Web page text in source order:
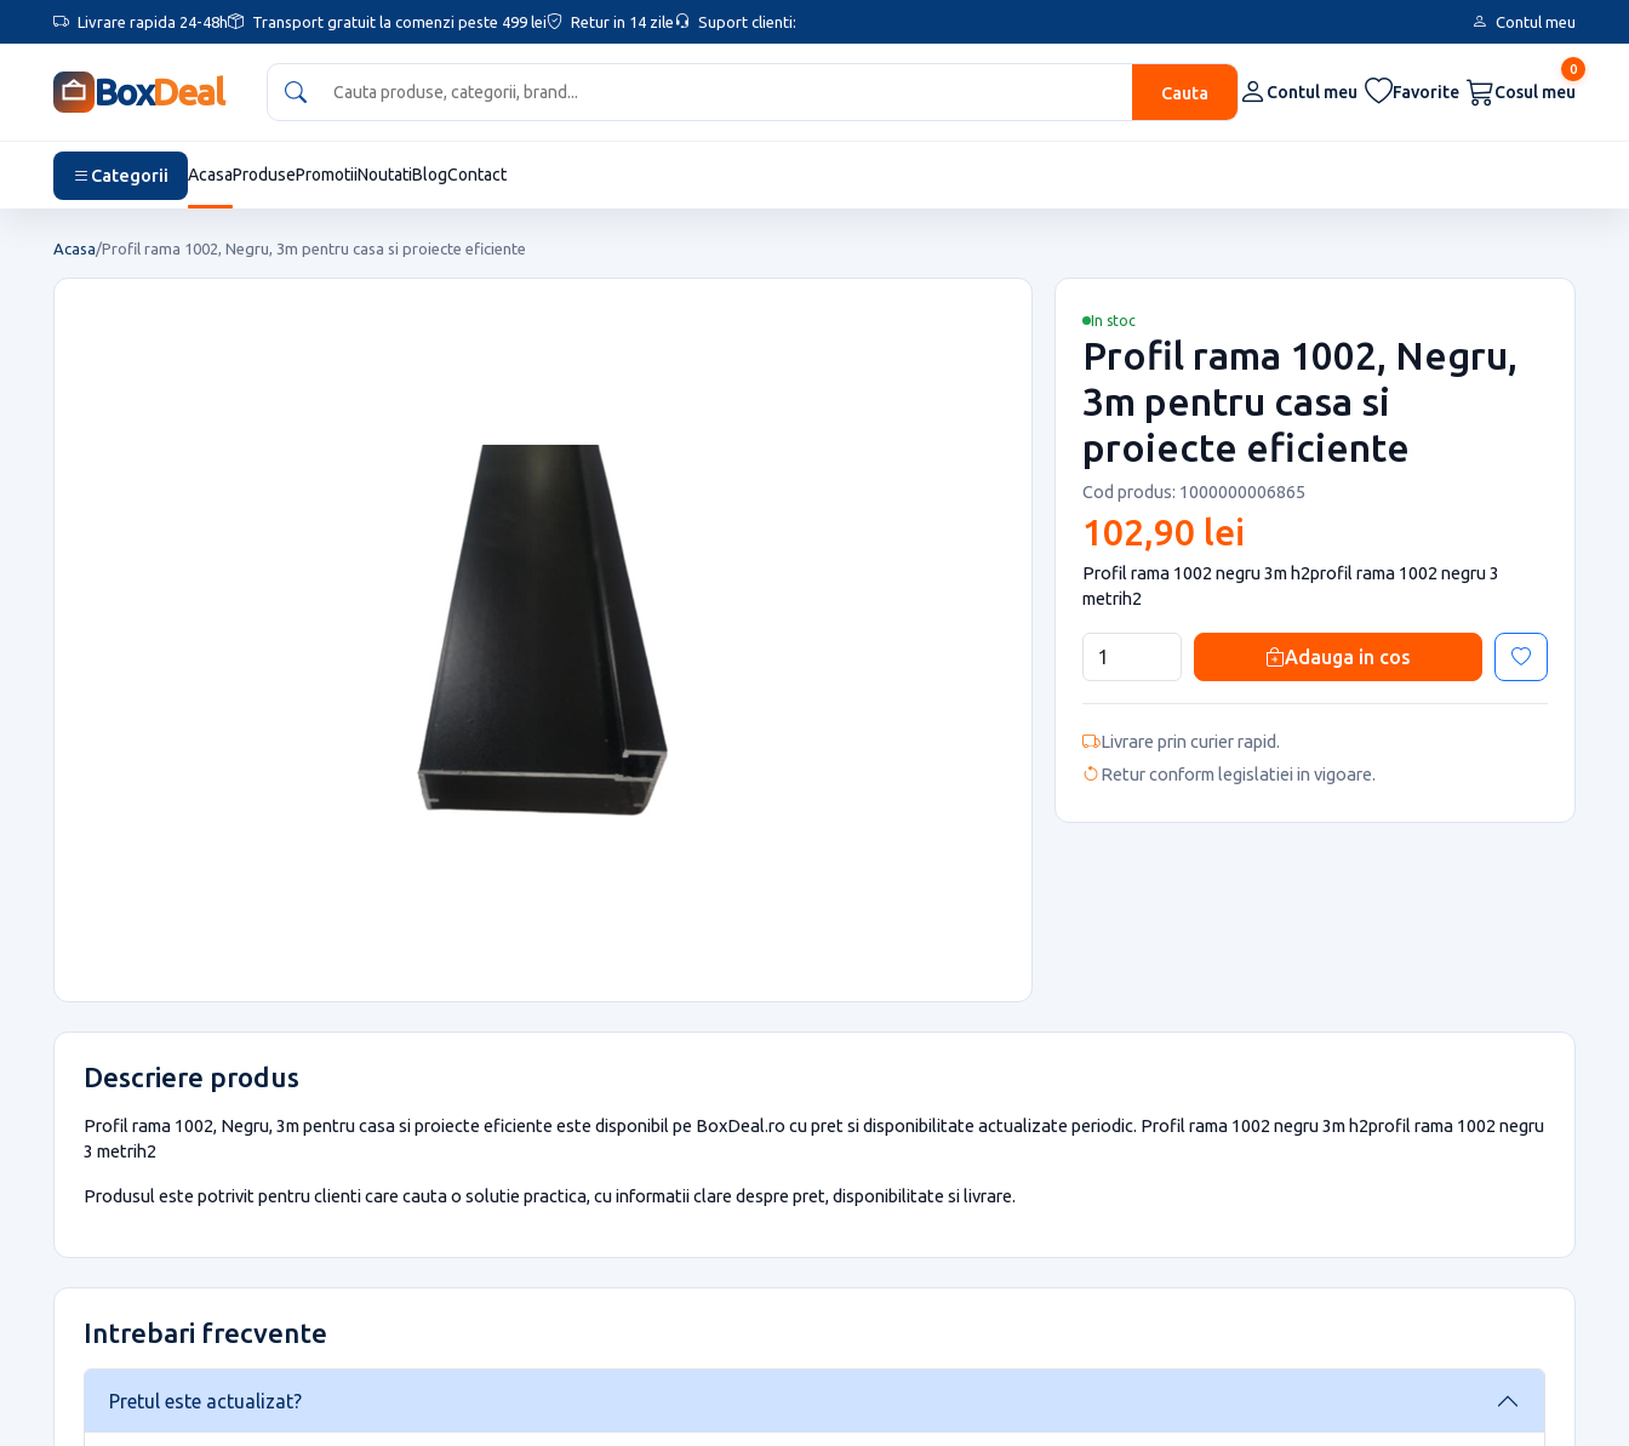
Livrare rapida 24-48h Transport gratuit la comenzi peste 499 lei Retur in 14 zile Suport clienti: Contul meu
BoxDeal Cauta Contul meu Favorite
0
Cosul meu
Categorii AcasaProdusePromotiiNoutatiBlogContact
Acasa/Profil rama 1002, Negru, 3m pentru casa si proiecte eficiente
In stoc
Profil rama 1002, Negru,
3m pentru casa si
proiecte eficiente
Cod produs: 1000000006865
102,90 lei
Profil rama 1002 negru 3m h2profil rama 1002 negru 3
metrih2
Adauga in cos
Livrare prin curier rapid.
Retur conform legislatiei in vigoare.
Descriere produs
Profil rama 1002, Negru, 3m pentru casa si proiecte eficiente este disponibil pe BoxDeal.ro cu pret si disponibilitate actualizate periodic. Profil rama 1002 negru 3m h2profil rama 1002 negru
3 metrih2
Produsul este potrivit pentru clienti care cauta o solutie practica, cu informatii clare despre pret, disponibilitate si livrare.
Intrebari frecvente
Pretul este actualizat?